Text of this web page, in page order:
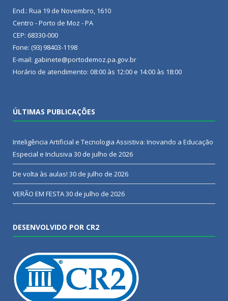
End.: Rua 19 de Novembro, 1610
Centro - Porto de Moz - PA
CEP: 68330-000
Fone: (93) 98403-1198
E-mail: gabinete@portodemoz.pa.gov.br
Horário de atendimento: 08:00 às 12:00 e 14:00 às 18:00
ÚLTIMAS PUBLICAÇÕES
Inteligência Artificial e Tecnologia Assistiva: Inovando a Educação
Especial e Inclusiva 30 de julho de 2026
De volta às aulas! 30 de julho de 2026
VERÃO EM FESTA30 de julho de 2026
DESENVOLVIDO POR CR2